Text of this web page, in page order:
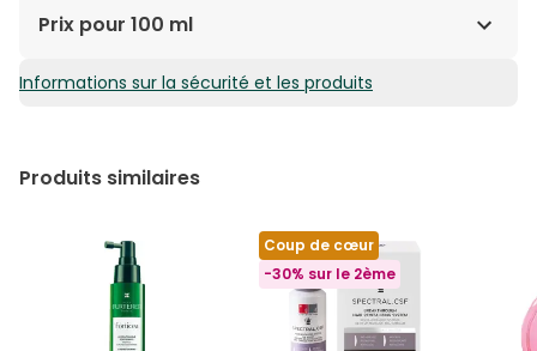
Alcohol Denat., (Fragrance),Aqua Parfum
Hydroxycitronellal,Leuconostoc/RadishRoot Ferment
Filtrate.
Prix pour 100 ml
75,58€ / 100 ml
Informations sur la sécurité et les produits
Produits similaires
Coup de cœur
-30% sur le 2ème